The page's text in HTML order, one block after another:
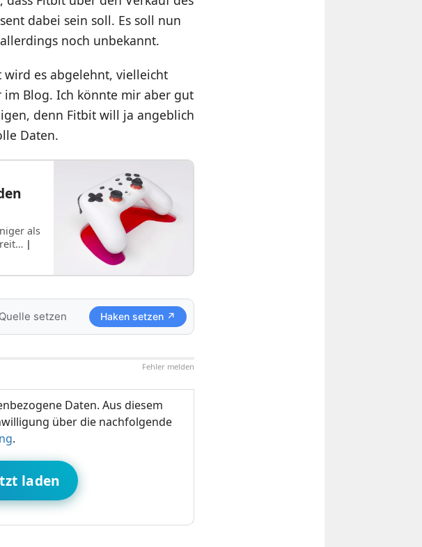
dabei sein soll. Es soll nun
noch unbekannt.
wird es abgelehnt, vielleicht
Blog. Ich könnte mir aber gut
denn Fitbit will ja angeblich
Daten.
als
|
setzen Haken setzen ↗
Fehler melden
Daten. Aus diesem
über die nachfolgende
.
laden